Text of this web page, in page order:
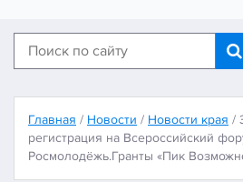
Главная / Новости / Новости края /
регистрация на Всероссийский
Росмолодёжь.Гранты «Пик